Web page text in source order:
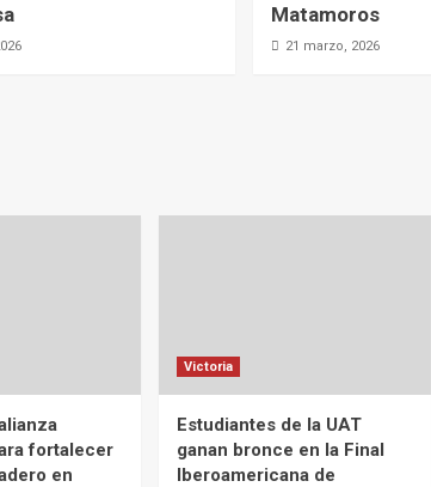
Matamoros
21 marzo, 2026
fortalecer
en
Victoria
Estudiantes de la UAT
ganan bronce en la Final
Iberoamericana de